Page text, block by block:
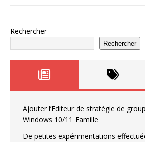
Rechercher
Rechercher
Ajouter l’Editeur de stratégie de
Windows 10/11 Famille
De petites expérimentations